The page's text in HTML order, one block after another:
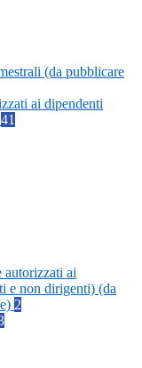
(da pubblicare
ai dipendenti
41
ai
e non dirigenti) (da
2